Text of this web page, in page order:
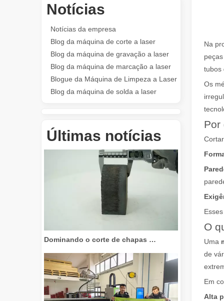
Notícias
Notícias da empresa
Blog da máquina de corte a laser
Blog da máquina de gravação a laser
Blog da máquina de marcação a laser
Blogue da Máquina de Limpeza a Laser
Blog da máquina de solda a laser
Últimas notícias
As aplicações versáteis e os recursos excelentes das
Dominando o corte de chapas grossas: como as máquinas de corte a laser de fibra revolucionam a fabricação
Na
tubos
Os
Por
O
Uma
de
Em
Alta